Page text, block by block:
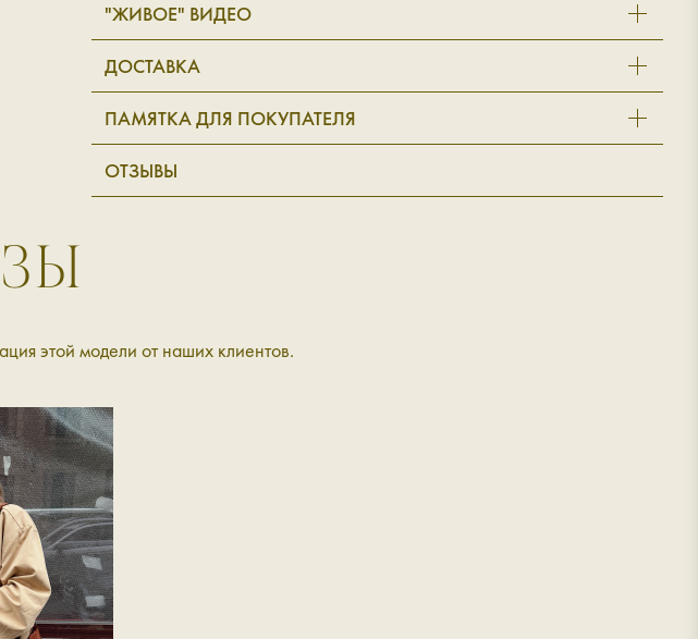
"ЖИВОЕ" ВИДЕО
ДОСТАВКА
ПАМЯТКА ДЛЯ ПОКУПАТЕЛЯ
ОТЗЫВЫ
этой модели от наших клиентов.